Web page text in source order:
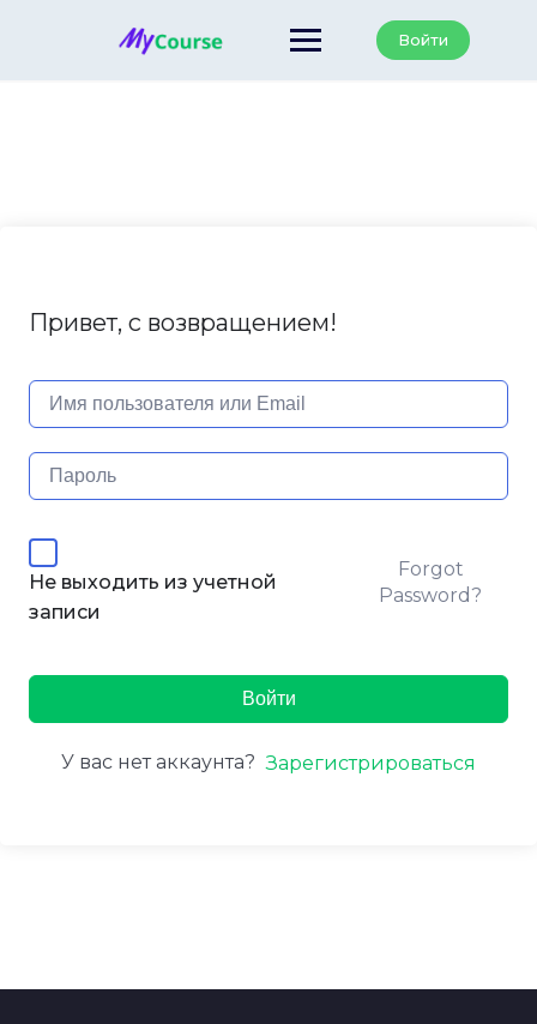
Войти
Привет, с возвращением!
Не выходить из учетной
записи
Forgot
Password?
Войти
У вас нет аккаунта? Зарегистрироваться